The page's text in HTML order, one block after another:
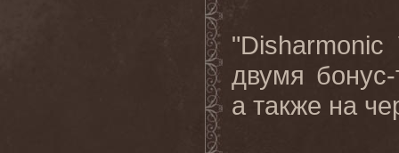
двумя
а также на